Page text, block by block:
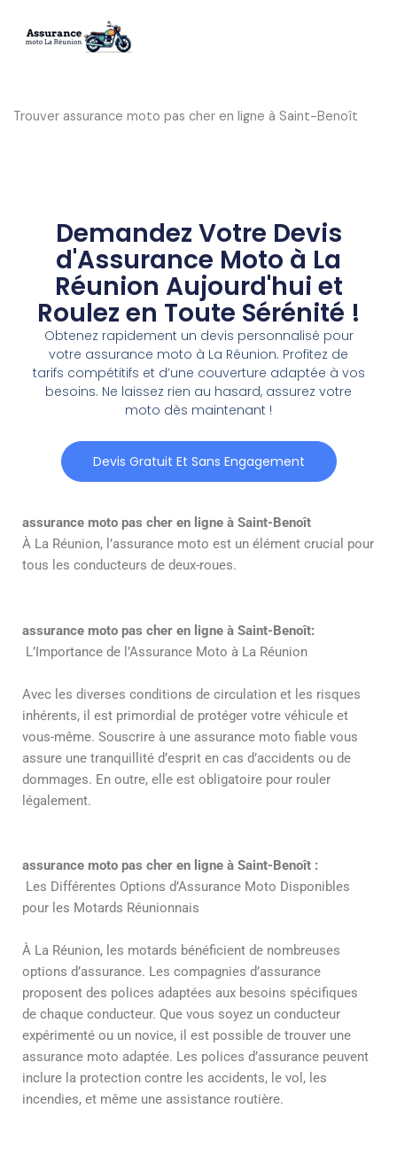
Trouver assurance moto pas cher en ligne à Saint-Benoît
Demandez Votre Devis
d'Assurance Moto à La
Réunion Aujourd'hui et
Roulez en Toute Sérénité !
Obtenez rapidement un devis personnalisé pour
votre assurance moto à La Réunion. Profitez de
tarifs compétitifs et d’une couverture adaptée à vos
besoins. Ne laissez rien au hasard, assurez votre
moto dès maintenant !
Devis Gratuit Et Sans Engagement
assurance moto pas cher en ligne à Saint-Benoît
À La Réunion, l’assurance moto est un élément crucial pour
tous les conducteurs de deux-roues.
assurance moto pas cher en ligne à Saint-Benoît:
L’Importance de l’Assurance Moto à La Réunion
Avec les diverses conditions de circulation et les risques
inhérents, il est primordial de protéger votre véhicule et
vous-même. Souscrire à une assurance moto fiable vous
assure une tranquillité d’esprit en cas d’accidents ou de
dommages. En outre, elle est obligatoire pour rouler
légalement.
assurance moto pas cher en ligne à Saint-Benoît :
Les Différentes Options d’Assurance Moto Disponibles
pour les Motards Réunionnais
À La Réunion, les motards bénéficient de nombreuses
options d’assurance. Les compagnies d’assurance
proposent des polices adaptées aux besoins spécifiques
de chaque conducteur. Que vous soyez un conducteur
expérimenté ou un novice, il est possible de trouver une
assurance moto adaptée. Les polices d’assurance peuvent
inclure la protection contre les accidents, le vol, les
incendies, et même une assistance routière.